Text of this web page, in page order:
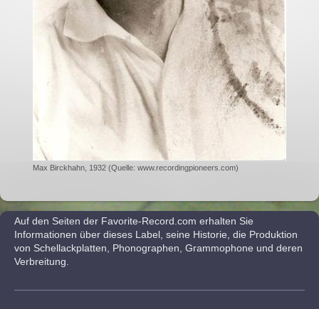
Max Birckhahn, 1932 (Quelle: www.recordingpioneers.com)
Auf den Seiten der Favorite-Record.com erhalten Sie
Informationen über dieses Label, seine Historie, die Produktion
von Schellackplatten, Phonographen, Grammophone und deren
Verbreitung.